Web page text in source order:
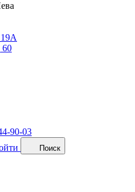
60
90-03
Поиск